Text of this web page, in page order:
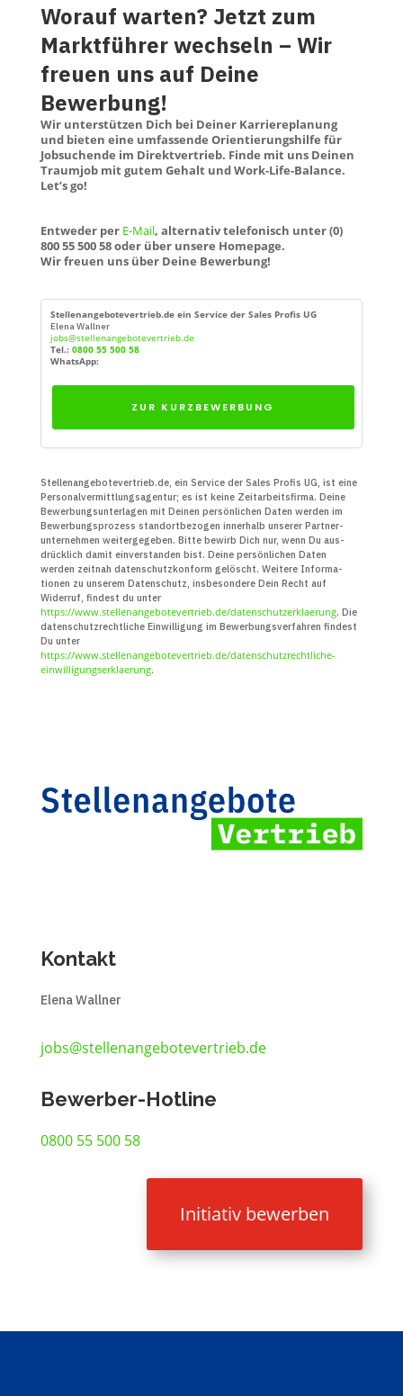
Worauf warten? Jetzt zum
Marktführer wechseln – Wir
freuen uns auf Deine
Bewerbung!
Wir unterstützen Dich bei Deiner Karriereplanung
und bieten eine umfassende Orientierungshilfe für
Jobsuchende im Direktvertrieb. Finde mit uns Deinen
Traumjob mit gutem Gehalt und Work-Life-Balance.
Let’s go!
Entweder per E-Mail, alternativ telefonisch unter (0)
800 55 500 58 oder über unsere Homepage.
Wir freuen uns über Deine Bewerbung!
Stellenangebotevertrieb.de ein Service der Sales Profis UG
Elena Wallner
jobs@stellenangebotevertrieb.de
Tel.: 0800 55 500 58
WhatsApp:
ZUR KURZBEWERBUNG
Stellenangebotevertrieb.de, ein Service der Sales Profis UG, ist eine
Personal­vermittlungs­agentur; es ist keine Zeit­arbeits­firma. Deine
Bewerbungs­unter­lagen mit Deinen persön­lichen Daten werden im
Bewerbungs­prozess standort­bezogen innerhalb unserer Partner­
unter­nehmen weiter­gegeben. Bitte bewirb Dich nur, wenn Du aus­
drücklich damit ein­verstanden bist. Deine persön­lichen Daten
werden zeitnah daten­schutz­konform gelöscht. Weitere Infor­ma­
tionen zu unserem Daten­schutz, insbe­sondere Dein Recht auf
Widerruf, findest du unter
https://www.stellenangebotevertrieb.de/datenschutzerklaerung. Die
daten­schutz­recht­liche Ein­willigung im Bewerbungs­verfahren findest
Du unter
https://www.stellenangebotevertrieb.de/datenschutzrechtliche-
einwilligungserklaerung.
Kontakt
Elena Wallner
jobs@stellenangebotevertrieb.de
Bewerber-Hotline
0800 55 500 58
Initiativ bewerben